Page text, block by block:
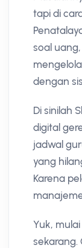
tapi di
soal
dengan
Di sinilah
digital
jadwal
yang
Karena
Yuk,
sekarang.